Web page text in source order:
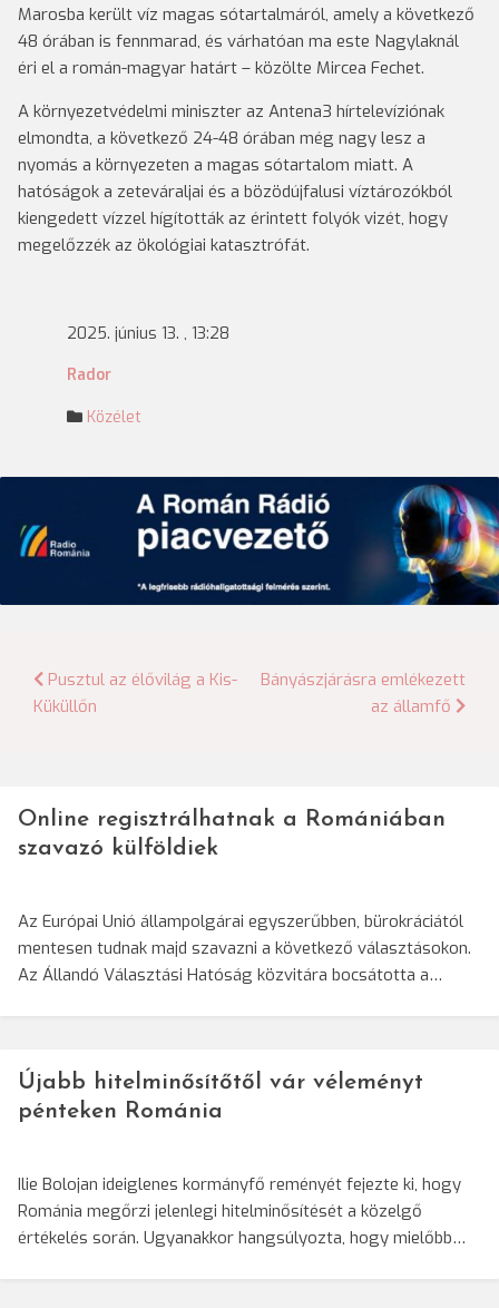
Marosba került víz magas sótartalmáról, amely a következő
48 órában is fennmarad, és várhatóan ma este Nagylaknál
éri el a román-magyar határt – közölte Mircea Fechet.
A környezetvédelmi miniszter az Antena3 hírtelevíziónak
elmondta, a következő 24-48 órában még nagy lesz a
nyomás a környezeten a magas sótartalom miatt. A
hatóságok a zeteváraljai és a bözödújfalusi víztározókból
kiengedett vízzel hígították az érintett folyók vizét, hogy
megelőzzék az ökológiai katasztrófát.
2025. június 13. , 13:28
Rador
Közélet
Bejegyzés
Pusztul az élővilág a Kis-
Küküllőn
Bányászjárásra emlékezett
az államfő
Online regisztrálhatnak a Romániában
szavazó külföldiek
Az Európai Unió állampolgárai egyszerűbben, bürokráciától
mentesen tudnak majd szavazni a következő választásokon.
Az Állandó Választási Hatóság közvitára bocsátotta a…
Újabb hitelminősítőtől vár véleményt
pénteken Románia
Ilie Bolojan ideiglenes kormányfő reményét fejezte ki, hogy
Románia megőrzi jelenlegi hitelminősítését a közelgő
értékelés során. Ugyanakkor hangsúlyozta, hogy mielőbb…